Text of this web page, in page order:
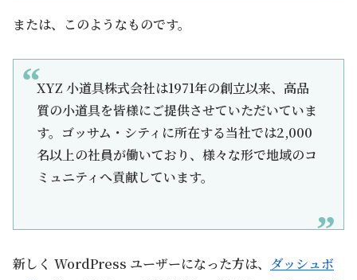
または、このようなものです。
XYZ 小道具株式会社は1971年の創立以来、高品
質の小道具を皆様にご提供させていただいていま
す。ゴッサム・シティに所在する当社では2,000
名以上の社員が働いており、様々な形で地域のコ
ミュニティへ貢献しています。
新しく WordPress ユーザーになった方は、 ダッシュボ